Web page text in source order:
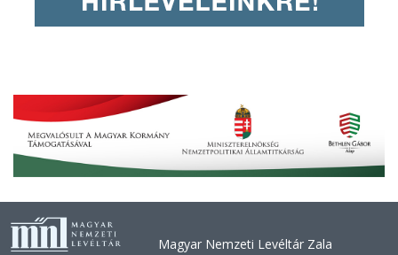
Magyar Nemzeti Levéltár Zala